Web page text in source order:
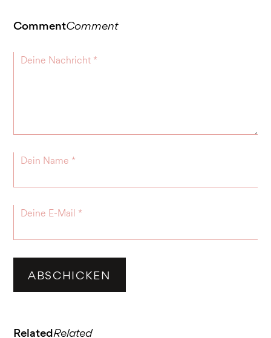
CommentComment
RelatedRelated